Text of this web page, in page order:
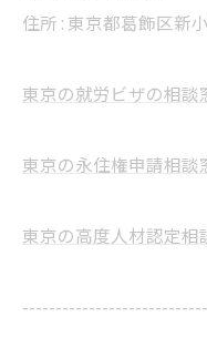
住所 : 東京都葛飾区新
東京の就労ビザの相談
東京の永住権申請相談
東京の高度人材認定相